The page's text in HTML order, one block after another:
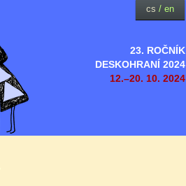
23. ROČNÍK
DESKOHRANÍ 2024
12.–20. 10. 2024
cs / en